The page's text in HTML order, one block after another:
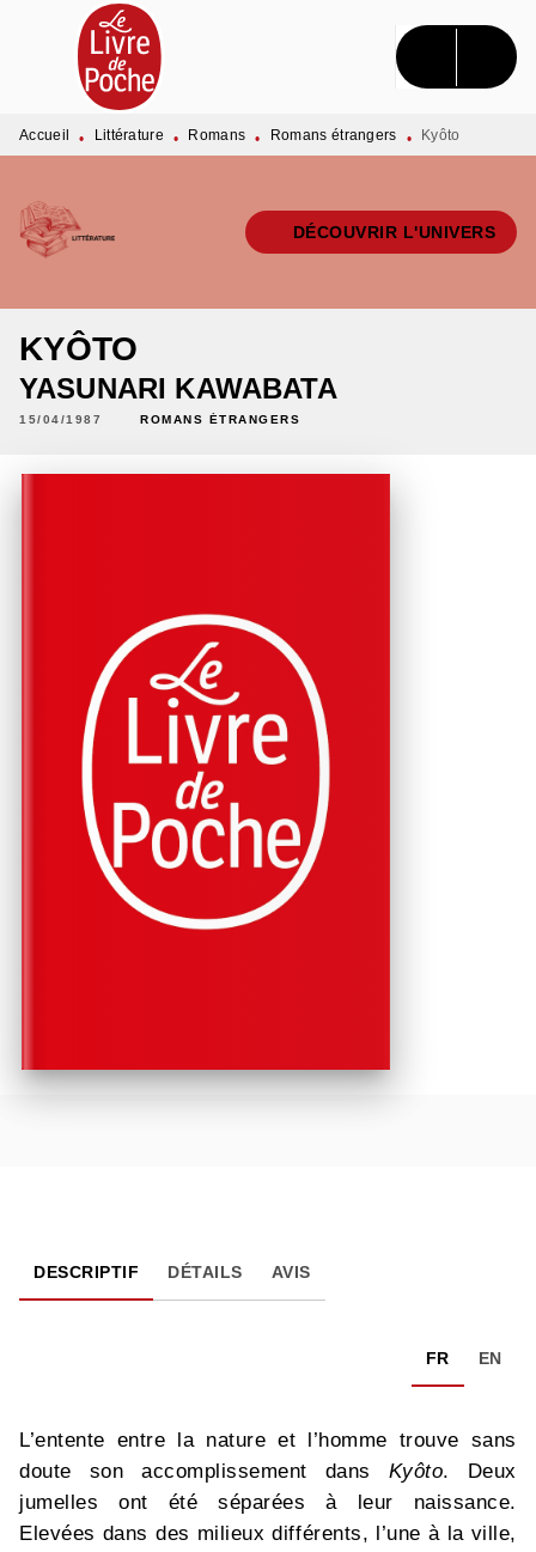
MENU RECHERCHE CONTENU
PIED DE PAGE
Accueil • Littérature • Romans • Romans étrangers • Kyôto
DÉCOUVRIR L'UNIVERS
KYÔTO
YASUNARI KAWABATA
15/04/1987 ROMANS ÉTRANGERS
DESCRIPTIF DÉTAILS AVIS
FR EN
L’entente entre la nature et l’homme trouve sans
doute son accomplissement dans Kyôto. Deux
jumelles ont été séparées à leur naissance.
Elevées dans des milieux différents, l’une à la ville,